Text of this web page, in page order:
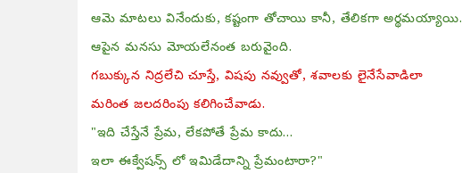
ఆమె మాటలు వినేందుకు, కష్టంగా తోచాయి కానీ, తేలికగా అర్థమయ్యాయి.
ఆపైన మనసు మోయలేనంత బరువైంది.
గబుక్కున నిద్రలేచి చూస్తే, విషపు నవ్వుతో, శవాలకు లైనేసేవాడిలా
మరింత జలదరింపు కలిగించేవాడు.
"ఇది చేస్తేనే ప్రేమ, లేకపోతే ప్రేమ కాదు...
ఇలా ఈక్వేషన్స్ లో ఇమిడేదాన్ని ప్రేమంటారా?"